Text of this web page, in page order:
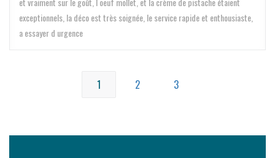
exceptionnels, la déco est très soignée, le service rapide et enthousiaste,
a essayer d urgence
1 2 3